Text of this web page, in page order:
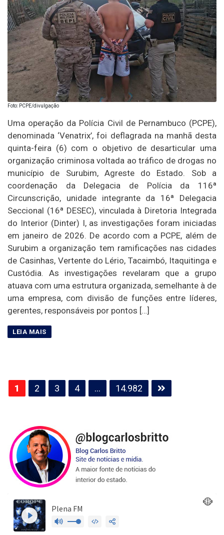
Foto: PCPE/divulgação
Uma operação da Polícia Civil de Pernambuco (PCPE),
denominada ‘Venatrix’, foi deflagrada na manhã desta
quinta-feira (6) com o objetivo de desarticular uma
organização criminosa voltada ao tráfico de drogas no
município de Surubim, Agreste do Estado. Sob a
coordenação da Delegacia de Polícia da 116ª
Circunscrição, unidade integrante da 16ª Delegacia
Seccional (16ª DESEC), vinculada à Diretoria Integrada
do Interior (Dinter) I, as investigações foram iniciadas
em janeiro de 2026. De acordo com a PCPE, além de
Surubim a organização tem ramificações nas cidades
de Casinhas, Vertente do Lério, Tacaimbó, Itaquitinga e
Custódia. As investigações revelaram que a grupo
atuava com uma estrutura organizada, semelhante à de
uma empresa, com divisão de funções entre líderes,
gerentes, responsáveis por pontos […]
Paginação
de
1 2 3 4 … 14.982